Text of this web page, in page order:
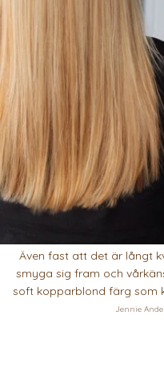
Även fast att det är långt
smyga sig fram och
soft kopparblond färg som
Jennie